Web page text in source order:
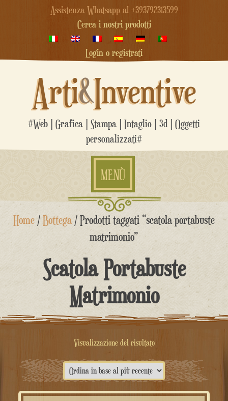
Assistenza Whatsapp al +393792313599
Cerca i nostri prodotti
Login o registrati
Arti&Inventive
#Web | Grafica | Stampa | Intaglio | 3d | Oggetti
personalizzati#
MENÙ
Salta
Home /Bottega/ Prodotti taggati “scatola portabuste
matrimonio”
Scatola Portabuste
Matrimonio
Visualizzazione del risultato